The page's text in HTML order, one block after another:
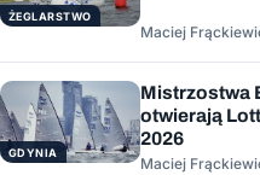
ŻEGLARSTWO
Maciej
GDYNIA
Mistrzostwa
otwierają
2026
Maciej